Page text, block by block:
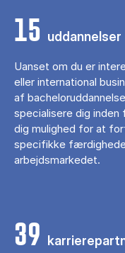
15 uddannelser
Uanset om du er
eller international
af
specialisere dig
dig mulighed for at
specifikke
arbejdsmarkedet.
39